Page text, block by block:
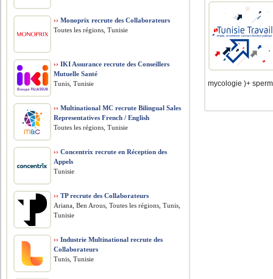
mycologie )+
›› Monoprix recrute des Collaborateurs
Toutes les régions, Tunisie
›› IKI Assurance recrute des Conseillers
Mutuelle Santé
Tunis, Tunisie
›› Multinational MC recrute Bilingual Sales
Representatives French / English
Toutes les régions, Tunisie
›› Concentrix recrute en Réception des
Appels
Tunisie
›› TP recrute des Collaborateurs
Ariana, Ben Arous, Toutes les régions, Tunis,
Tunisie
›› Industrie Multinational recrute des
Collaborateurs
Tunis, Tunisie